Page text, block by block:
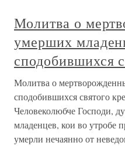
Молитва о
умерших
сподобившихся
Молитва о
сподобившихся святого
Человеколюбче Господи,
младенцев, кои во утробе
умерли нечаянно от